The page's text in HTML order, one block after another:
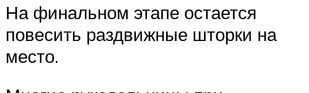
На финальном этапе остается
повесить раздвижные шторки на
место.